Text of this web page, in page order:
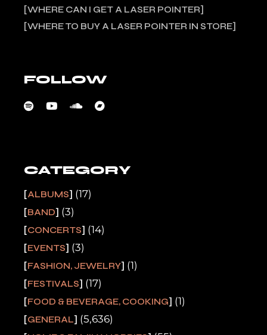
WHERE CAN I GET A LASER POINTER
WHERE TO BUY A LASER POINTER IN STORE
FOLLOW
CATEGORY
ALBUMS (17)
BAND (3)
CONCERTS (14)
EVENTS (3)
FASHION, JEWELRY (1)
FESTIVALS (17)
FOOD & BEVERAGE, COOKING (1)
GENERAL (5,636)